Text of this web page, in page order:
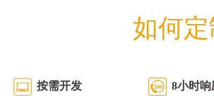
如何
按需开发 8小时响